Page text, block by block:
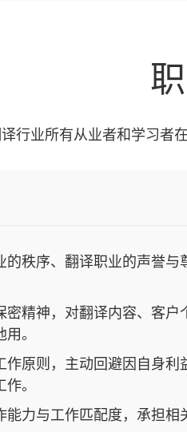
行业所有从业者和学习者
的秩序、翻译职业的声誉与
密精神，对翻译内容、客户
。
作原则，主动回避因自身利
。
能力与工作匹配度，承担相